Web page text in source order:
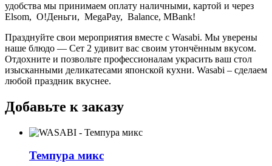
удобства мы принимаем оплату наличными, картой и через
Elsom, О!Деньги, MegaPay, Balance, MBank!
Празднуйте свои мероприятия вместе с Wasabi. Мы уверены
наше блюдо — Сет 2 удивит вас своим утончённым вкусом.
Отдохните и позвольте профессионалам украсить ваш стол
изысканными деликатесами японской кухни. Wasabi – сделаем
любой праздник вкуснее.
Добавьте к заказу
Темпура микс